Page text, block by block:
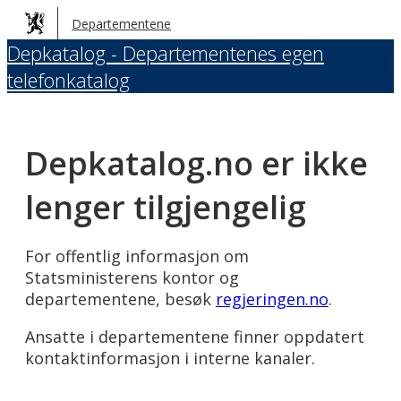
Hopp
til
hovedinnhold
Departementene
Depkatalog - Departementenes egen
telefonkatalog
Depkatalog.no er ikke
lenger tilgjengelig
For offentlig informasjon om
Statsministerens kontor og
departementene, besøk regjeringen.no.
Ansatte i departementene finner oppdatert
kontaktinformasjon i interne kanaler.